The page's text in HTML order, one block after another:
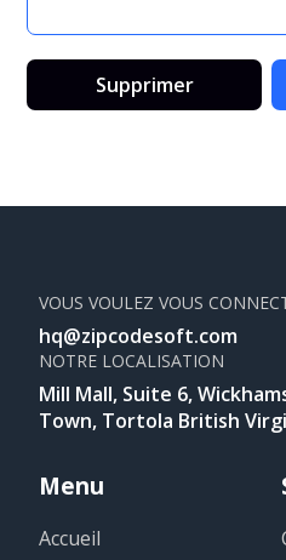
VOUS VOULEZ VOUS
hq@zipcodesoft.com
NOTRE LOCALISATION
Mill Mall, Suite 6,
Town, Tortola British
Menu
Accueil